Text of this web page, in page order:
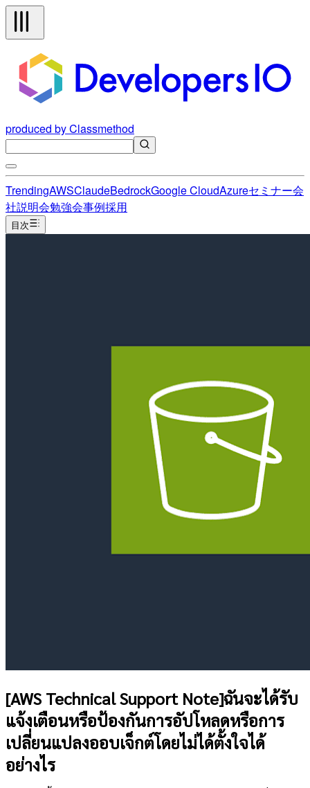
produced by Classmethod
TrendingAWSClaudeBedrockGoogle CloudAzureセミナー会
社説明会勉強会事例採用
目次
[AWS Technical Support Note]ฉันจะได้รับ
แจ้งเตือนหรือป้องกันการอัปโหลดหรือการ
เปลี่ยนแปลงออบเจ็กต์โดยไม่ได้ตั้งใจได้
อย่างไร